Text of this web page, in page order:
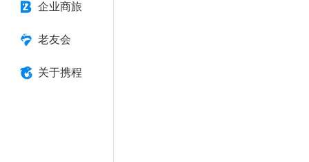
企业商旅
老友会
关于携程